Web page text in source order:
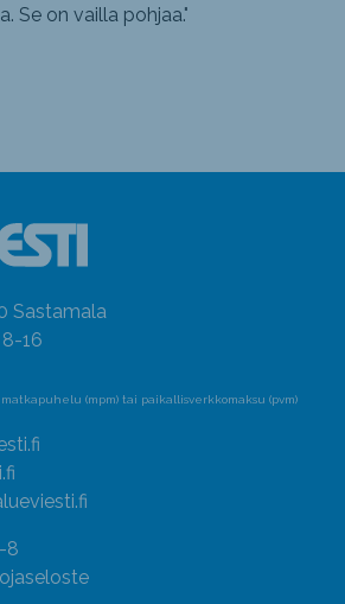
Se on vailla pohjaa."
Sastamala
16
(mpm) tai paikallisverkkomaksu (pvm)
8